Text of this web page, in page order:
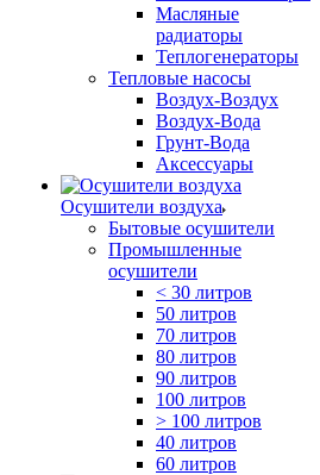
Масляные
радиаторы
Теплогенераторы
Тепловые насосы
Воздух-Воздух
Воздух-Вода
Грунт-Вода
Аксессуары
Осушители воздуха
Бытовые осушители
Промышленные
осушители
< 30 литров
50 литров
70 литров
80 литров
90 литров
100 литров
> 100 литров
40 литров
60 литров